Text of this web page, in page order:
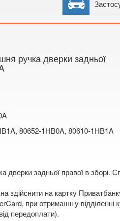
ручка дверки задньої
80652-1HB0A, 80610-1HB1A
дверки задньої правої в зборі.
здійснити на картку
при отриманні у відділенні
передоплати).